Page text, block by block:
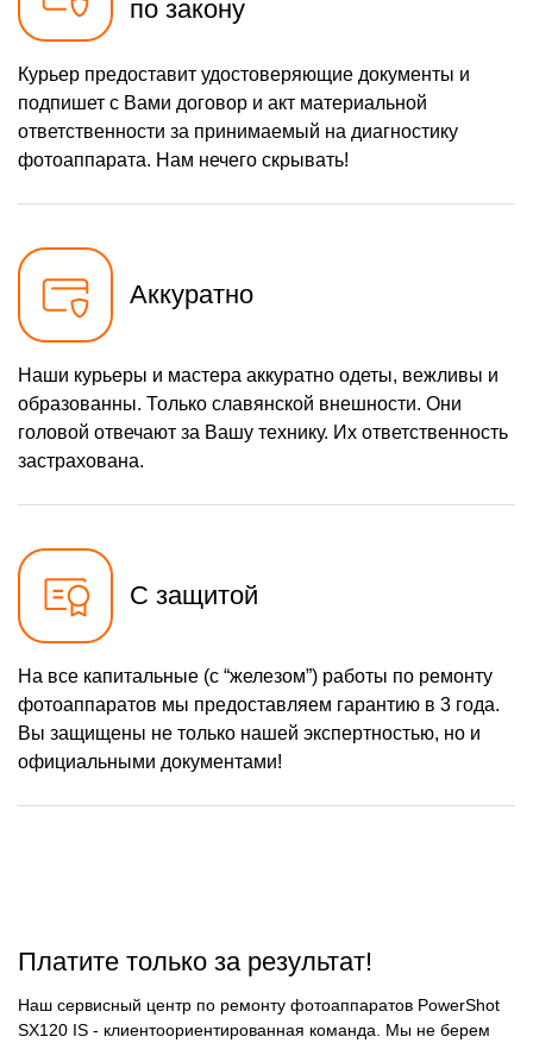
по закону
Курьер предоставит удостоверяющие документы и
подпишет с Вами договор и акт материальной
ответственности за принимаемый на диагностику
фотоаппарата. Нам нечего скрывать!
Аккуратно
Наши курьеры и мастера аккуратно одеты, вежливы и
образованны. Только славянской внешности. Они
головой отвечают за Вашу технику. Их ответственность
застрахована.
С защитой
На все капитальные (с “железом”) работы по ремонту
фотоаппаратов мы предоставляем гарантию в 3 года.
Вы защищены не только нашей экспертностью, но и
официальными документами!
Платите только за результат!
Наш сервисный центр по ремонту фотоаппаратов PowerShot
SX120 IS - клиентоориентированная команда. Мы не берем